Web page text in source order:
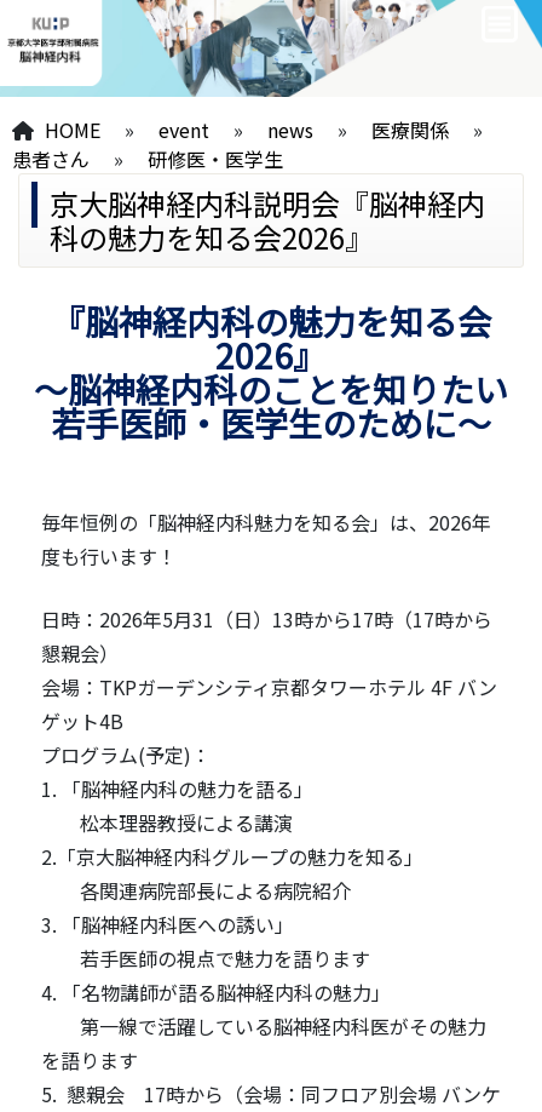
HOME » event » news » 医療関係
»
患者さん
» 研修医・医学生
京大脳神経内科説明会『脳神経内
科の魅力を知る会2026』
『脳神経内科の魅力を知る会
2026』
～脳神経内科のことを知りたい
若手医師・医学生のために～
毎年恒例の「脳神経内科魅力を知る会」は、2026年
度も行います！
日時：2026年5月31（日）13時から17時（17時から
懇親会）
会場：TKPガーデンシティ京都タワーホテル 4F バン
ゲット4B
プログラム(予定)：
1. 「脳神経内科の魅力を語る」
松本理器教授による講演
2.「京大脳神経内科グループの魅力を知る」
各関連病院部長による病院紹介
3. 「脳神経内科医への誘い」
若手医師の視点で魅力を語ります
4. 「名物講師が語る脳神経内科の魅力」
第一線で活躍している脳神経内科医がその魅力
を語ります
5. 懇親会 17時から（会場：同フロア別会場 バンケ